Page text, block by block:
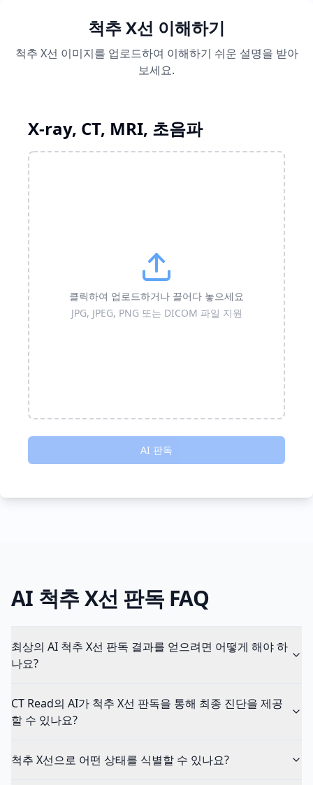
척추 X선 이해하기
척추 X선 이미지를 업로드하여 이해하기 쉬운 설명을 받아
보세요.
X-ray, CT, MRI, 초음파
클릭하여 업로드하거나 끌어다 놓으세요
JPG, JPEG, PNG 또는 DICOM 파일 지원
AI 판독
AI 척추 X선 판독 FAQ
최상의 AI 척추 X선 판독 결과를 얻으려면 어떻게 해야 하
나요?
CT Read의 AI가 척추 X선 판독을 통해 최종 진단을 제공
할 수 있나요?
척추 X선으로 어떤 상태를 식별할 수 있나요?